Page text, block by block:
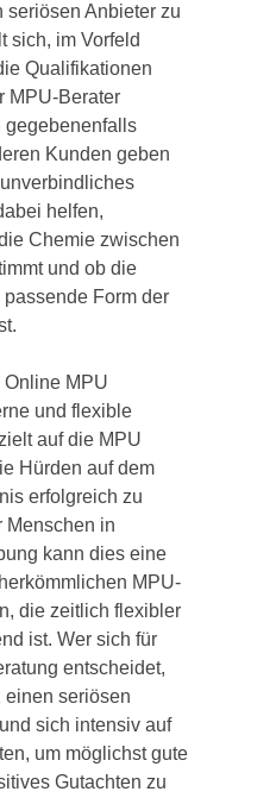
seriösen Anbieter zu
sich, im Vorfeld
Qualifikationen
MPU-Berater
gegebenenfalls
Kunden geben
helfen,
Chemie zwischen
und ob die
Form der
Online MPU
und flexible
auf die MPU
Hürden auf dem
erfolgreich zu
Menschen in
kann dies eine
MPU-
die zeitlich flexibler
ist. Wer sich für
entscheidet,
einen seriösen
sich intensiv auf
um möglichst gute
Gutachten zu